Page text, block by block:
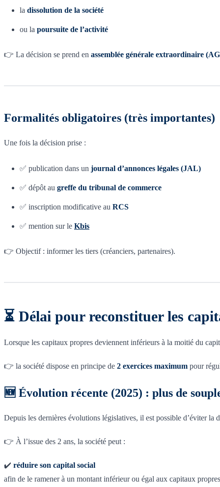
la dissolution de la société
ou la poursuite de l’activité
👉 La décision se prend en assemblée générale extraordinaire
Formalités obligatoires (très importantes)
Une fois la décision prise :
✅ publication dans un journal d’annonces légales (JAL)
✅ dépôt au greffe du tribunal de commerce
✅ inscription modificative au RCS
✅ mention sur le Kbis
👉 Objectif : informer les tiers (créanciers, partenaires).
⏳ Délai pour reconstituer les
Lorsque les capitaux propres deviennent inférieurs à la moitié du
👉 la société dispose en principe de 2 exercices maximum pour
🆕 Évolution récente (2025) : plus de
Depuis les dernières évolutions législatives, il est possible d’éviter la
👉 À l’issue des 2 ans, la société peut :
✔️ réduire son capital social
afin de le ramener à un montant inférieur ou égal aux capitaux propres